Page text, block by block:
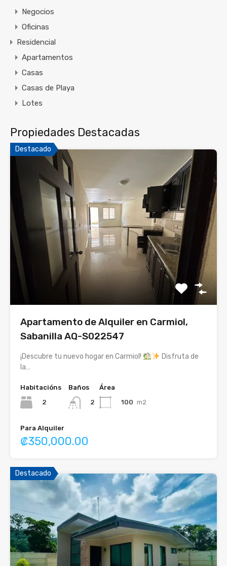
Negocios
Oficinas
Residencial
Apartamentos
Casas
Casas de Playa
Lotes
Propiedades Destacadas
Destacado
Apartamento de Alquiler en Carmiol,
Sabanilla AQ-S022547
¡Descubre tu nuevo hogar en Carmiol!
Disfruta de
la…
Habitacións
2
Baños
2
Área
100 m2
Para Alquiler
₡350,000.00
Destacado